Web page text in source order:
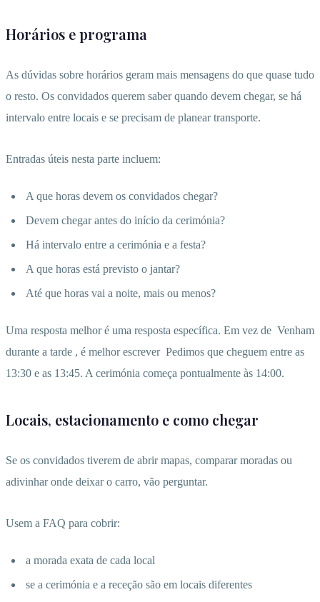
Horários e programa
As dúvidas sobre horários geram mais mensagens do que quase tudo
o resto. Os convidados querem saber quando devem chegar, se há
intervalo entre locais e se precisam de planear transporte.
Entradas úteis nesta parte incluem:
A que horas devem os convidados chegar?
Devem chegar antes do início da cerimónia?
Há intervalo entre a cerimónia e a festa?
A que horas está previsto o jantar?
Até que horas vai a noite, mais ou menos?
Uma resposta melhor é uma resposta específica. Em vez de Venham
durante a tarde , é melhor escrever Pedimos que cheguem entre as
13:30 e as 13:45. A cerimónia começa pontualmente às 14:00.
Locais, estacionamento e como chegar
Se os convidados tiverem de abrir mapas, comparar moradas ou
adivinhar onde deixar o carro, vão perguntar.
Usem a FAQ para cobrir:
a morada exata de cada local
se a cerimónia e a receção são em locais diferentes